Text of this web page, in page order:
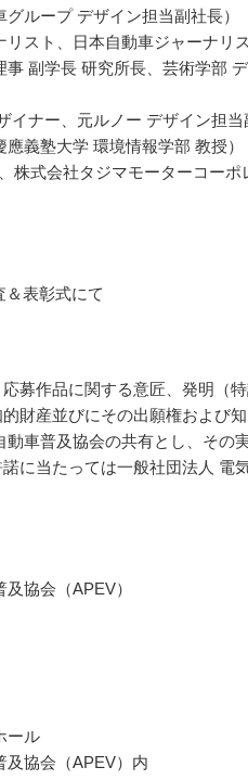
ループ デザイン担当副社長）
スト、日本自動車ジャーナリ
副学長 研究所長、芸術学部
イナー、元ルノー デザイン担当
義塾大学 環境情報学部 教授）
株式会社タジマモーターコー
＆表彰式にて
募作品に関する意匠、発明（
財産並びにその出願権および
車普及協会の共有とし、その
に当たっては一般社団法人 電
協会（APEV）
ール
及協会（APEV）内